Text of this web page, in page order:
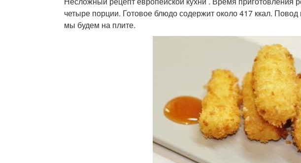
четыре порции. Готовое блюдо содержит около 417 ккал.
мы будем на плите.